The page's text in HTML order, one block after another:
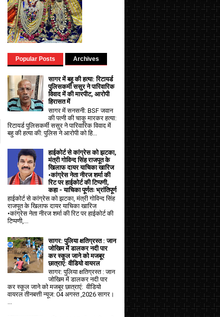
Popular Posts Archives
सागर में बहू की हत्या: रिटायर्ड
पुलिसकर्मी ससुर ने पारिवारिक
विवाद में की मारपीट, आरोपी
हिरासत में
सागर में सनसनी: BSF जवान
की पत्नी की चाकू मारकर हत्या:
रिटायर्ड पुलिसकर्मी ससुर ने पारिवारिक विवाद में
बहु की हत्या की: पुलिस ने आरोपी को हि...
हाईकोर्ट से कांग्रेस को झटका,
मंत्री गोविन्द सिंह राजपूत के
खिलाफ दायर याचिका खारिज
•कांग्रेस नेता नीरज शर्मा की
रिट पर हाईकोर्ट की टिप्पणी,
कहा - याचिका पूर्णतः भ्रांतिपूर्ण
हाईकोर्ट से कांग्रेस को झटका, मंत्री गोविन्द सिंह
राजपूत के खिलाफ दायर याचिका खारिज
•कांग्रेस नेता नीरज शर्मा की रिट पर हाईकोर्ट की
टिप्पणी,...
सागर: पुलिया क्षतिग्रस्त : जान
जोखिम में डालकर नदी पार
कर स्कूल जाने को मजबूर
छात्राएं: वीडियो वायरल
सागर: पुलिया क्षतिग्रस्त : जान
जोखिम में डालकर नदी पार
कर स्कूल जाने को मजबूर छात्राएं: वीडियो
वायरल तीनबत्ती न्यूज: 04 अगस्त ,2026 सागर।
...